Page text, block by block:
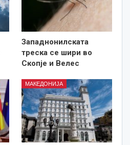
Западнонилската
треска се шири во
Скопје и Велес
МАКЕДОНИЈА